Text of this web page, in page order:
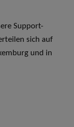
Support-
sich auf
und in